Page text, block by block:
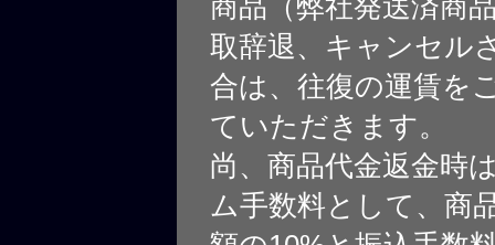
商品（弊社発送済商
取辞退、キャンセル
合は、往復の運賃を
ていただきます。
尚、商品代金返金時
ム手数料として、商